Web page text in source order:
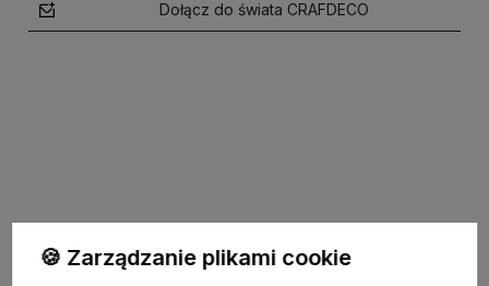
Dołącz do świata CRAFDECO
TU JESTEŚMY
🍪 Zarządzanie plikami cookie